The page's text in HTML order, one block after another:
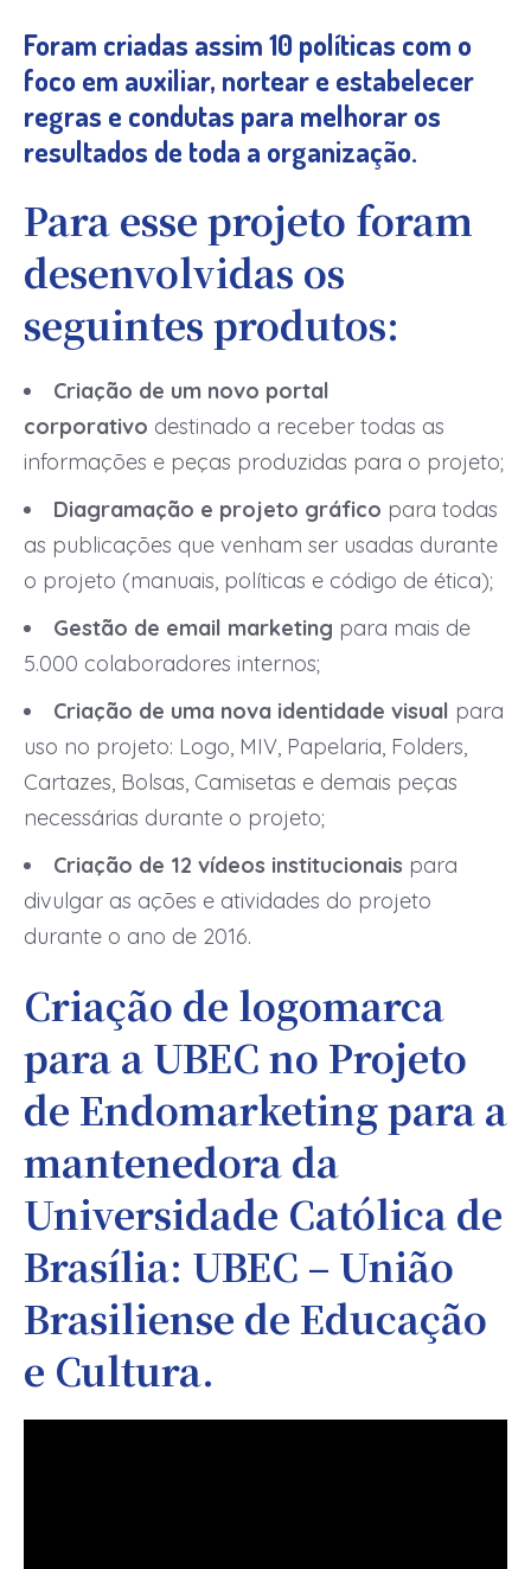
Foram criadas assim 10 políticas com o
foco em auxiliar, nortear e estabelecer
regras e condutas para melhorar os
resultados de toda a organização.
Para esse projeto foram
desenvolvidas os
seguintes produtos:
Criação de um novo portal
corporativo destinado a receber todas as
informações e peças produzidas para o projeto;
Diagramação e projeto gráfico para todas
as publicações que venham ser usadas durante
o projeto (manuais, políticas e código de ética);
Gestão de email marketing para mais de
5.000 colaboradores internos;
Criação de uma nova identidade visual para
uso no projeto: Logo, MIV, Papelaria, Folders,
Cartazes, Bolsas, Camisetas e demais peças
necessárias durante o projeto;
Criação de 12 vídeos institucionais para
divulgar as ações e atividades do projeto
durante o ano de 2016.
Criação de logomarca
para a UBEC no Projeto
de Endomarketing para a
mantenedora da
Universidade Católica de
Brasília: UBEC – União
Brasiliense de Educação
e Cultura.